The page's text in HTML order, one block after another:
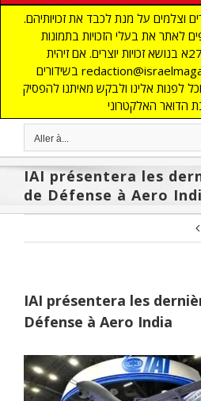
וצלמים על מנת לכבד את זכויותיהם.
לאתר את בעלי הזכויות בתמונות
המגיעות אלינו כנדרש בסעיף 27א בנושא זכויות יוצרים. אם זיהית
בשידורים redaction@israelmagazine.co.il שלנו תמונה שאתה
לפנות אלינו ולבקש מאיתנו להפסיק
האלקטרוני
Aller à...
IAI présentera les
de Défense à Aero
IAI présentera les
Défense à Aero India